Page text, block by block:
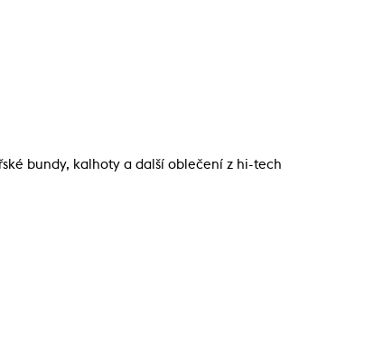
bundy, kalhoty a další oblečení z hi-tech